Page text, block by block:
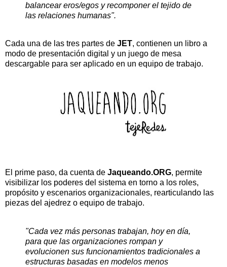
balancear eros/egos y recomponer el tejido de
las relaciones humanas".
Cada una de las tres partes de JET, contienen un libro a
modo de presentación digital y un juego de mesa
descargable para ser aplicado en un equipo de trabajo.
El prime paso, da cuenta de Jaqueando.ORG, permite
visibilizar los poderes del sistema en torno a los roles,
propósito y escenarios organizacionales, rearticulando las
piezas del ajedrez o equipo de trabajo.
"Cada vez más personas trabajan, hoy en día,
para que las organizaciones rompan y
evolucionen sus funcionamientos tradicionales a
estructuras basadas en modelos menos